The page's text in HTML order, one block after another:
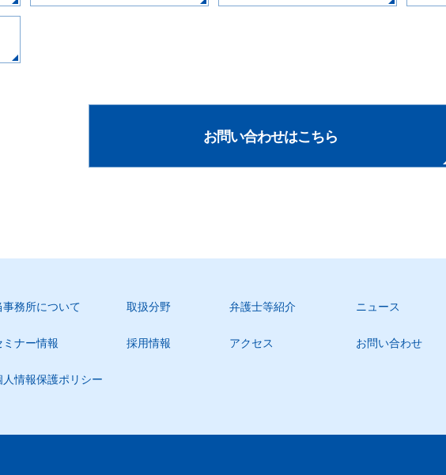
お問い合わせはこちら
事務所について 取扱分野 弁護士等紹介 ニュース
ミナー情報 採用情報 アクセス お問い合わせ
人情報保護ポリシー